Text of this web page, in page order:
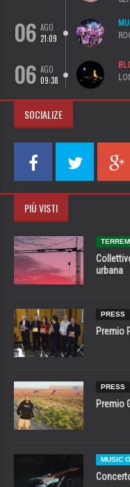
06 AGO
21:09
06 AGO
09:38
SOCIALIZE
PIÙ VISTI
urbana
PRESS
Premio
PRESS
Premio
MUSIC